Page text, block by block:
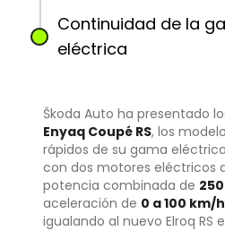
Continuidad de la
eléctrica
Škoda Auto ha presentado
Enyaq Coupé RS, los
rápidos de su gama
con dos motores eléctricos
potencia combinada de
aceleración de 0 a 100 km/
igualando al nuevo Elroq RS